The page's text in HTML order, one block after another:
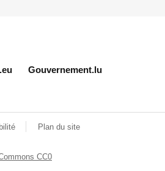
Gouvernement.lu
Plan du site
CC0